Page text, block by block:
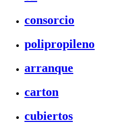
consorcio
polipropileno
arranque
carton
cubiertos